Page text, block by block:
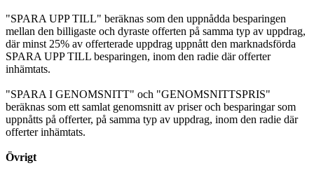
"SPARA UPP TILL" beräknas som den uppnådda besparingen
mellan den billigaste och dyraste offerten på samma typ av uppdrag,
där minst 25% av offerterade uppdrag uppnått den marknadsförda
SPARA UPP TILL besparingen, inom den radie där offerter
inhämtats.
"SPARA I GENOMSNITT" och "GENOMSNITTSPRIS"
beräknas som ett samlat genomsnitt av priser och besparingar som
uppnåtts på offerter, på samma typ av uppdrag, inom den radie där
offerter inhämtats.
Övrigt